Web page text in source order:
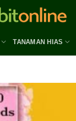
TANAMAN HIAS